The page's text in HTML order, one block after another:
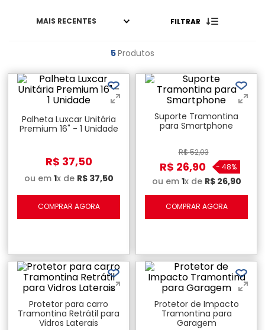
MAIS RECENTES FILTRAR
5Produtos
Palheta Luxcar Unitária
Premium 16" - 1 Unidade
R$ 37,50
ou em 1x de R$ 37,50
COMPRAR AGORA
Suporte Tramontina
para Smartphone
R$52,03
R$ 26,90 - 48%
ou em 1x de R$ 26,90
COMPRAR AGORA
Protetor para carro
Tramontina Retrátil para
Vidros Laterais
Protetor de Impacto
Tramontina para
Garagem